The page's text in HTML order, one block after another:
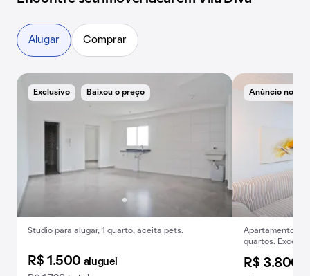
Exclusivo Baixou o preço
Studio para alugar, 1 quarto, aceita pets.
R$ 1.500 aluguel
Anúncio novo
Apartamento
quartos.
R$ 3.800
Alugar Comprar